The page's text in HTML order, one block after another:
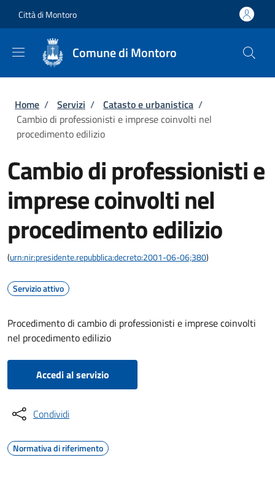
Città di Montoro
Comune di Montoro
Briciole di pane
Home / Servizi / Catasto e urbanistica /
Cambio di professionisti e imprese coinvolti nel
procedimento edilizio
Cambio di professionisti e
imprese coinvolti nel
procedimento edilizio
(urn:nir:presidente.repubblica:decreto:2001-06-06;380)
Servizio attivo
Procedimento di cambio di professionisti e imprese coinvolti
nel procedimento edilizio
Accedi al servizio
Condividi
Normativa di riferimento